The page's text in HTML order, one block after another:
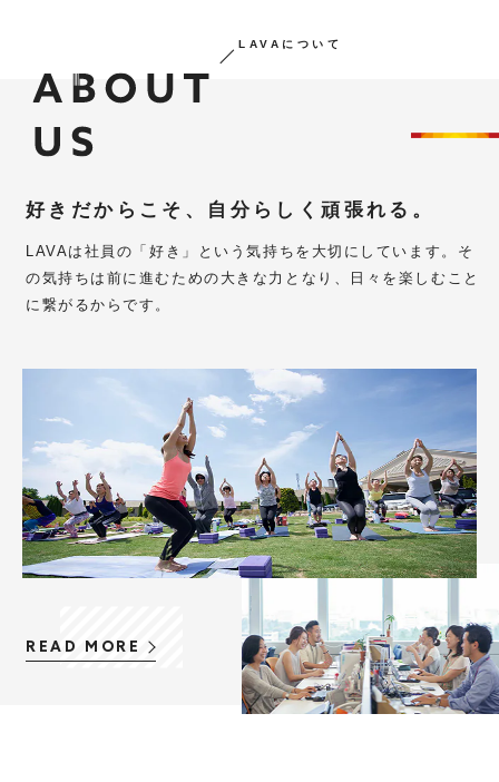
募集職種
本部企画職
本部企画
ビューティコンシェルジュ
LAVAについて
好きだからこそ、自分らしく頑張れる。
LAVAは社員の「好き」という気持ちを大切にしています。そ
の気持ちは前に進むための大きな力となり、日々を楽しむこと
に繋がるからです。
READ MORE